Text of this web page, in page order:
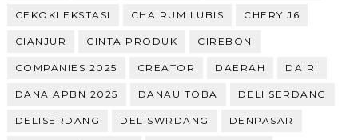
CEKOKI EKSTASI CHAIRUM LUBIS CHERY J6
CIANJUR CINTA PRODUK CIREBON
COMPANIES 2025 CREATOR DAERAH DAIRI
DANA APBN 2025 DANAU TOBA DELI SERDANG
DELISERDANG DELISWRDANG DENPASAR